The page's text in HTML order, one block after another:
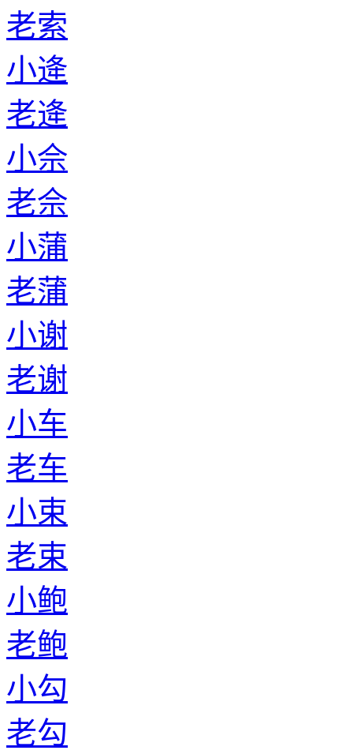
老索
小逄
老逄
小佘
老佘
小蒲
老蒲
小谢
老谢
小车
老车
小束
老束
小鲍
老鲍
小勾
老勾